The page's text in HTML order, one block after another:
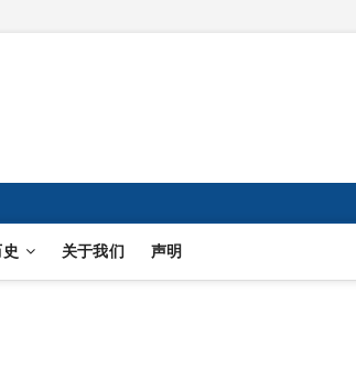
关于我们 声明